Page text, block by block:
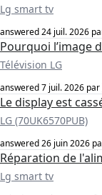
Lg smart tv
answered24 juil. 2026
Pourquoi l’image
Télévision LG
answered7 juil. 2026 par
Le display est
LG (70UK6570PUB)
answered26 juin 2026
Réparation de
Lg smart tv